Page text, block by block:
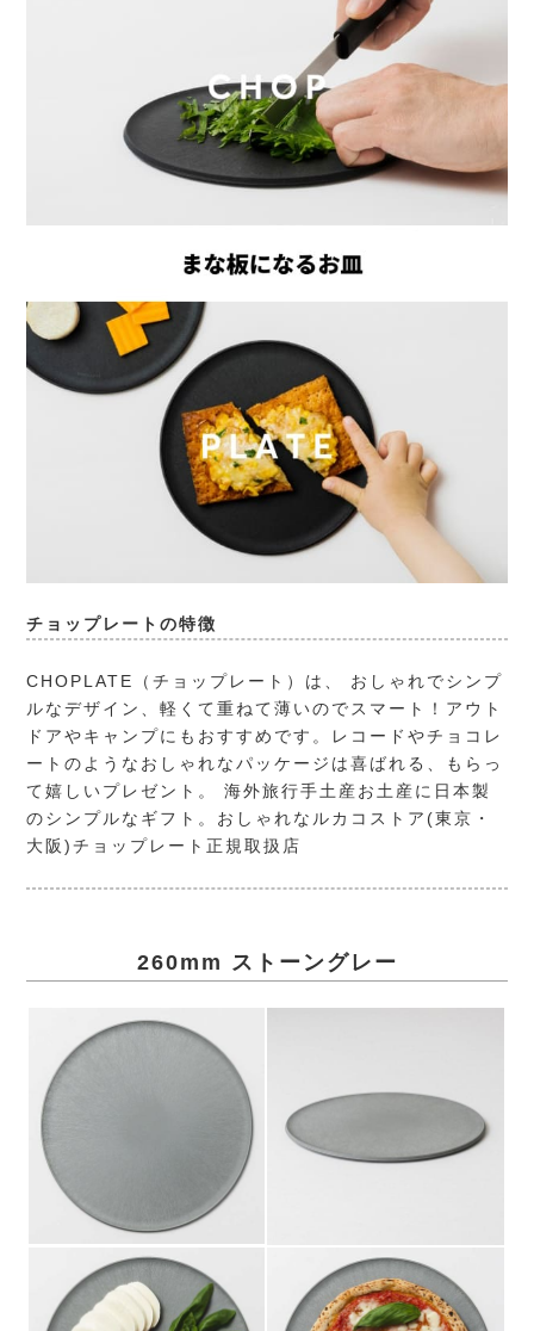
チョップレートの特徴
CHOPLATE（チョップレート） は、 おしゃれでシンプ
ルなデザイン、軽くて重ねて薄いのでスマート！アウト
ドアやキャンプにもおすすめです。レコードやチョコレ
ートのようなおしゃれなパッケージは喜ばれる、もらっ
て嬉しいプレゼント。 海外旅行手土産お土産に日本製
のシンプルなギフト。おしゃれなルカコストア(東京・
大阪)チョップレート正規取扱店
260mm ストーングレー